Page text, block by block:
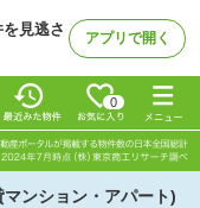
見逃さ
アプリで開く
0
ンション・アパート)